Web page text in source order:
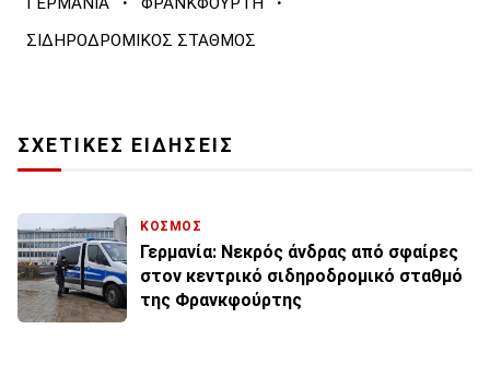
ΣΙΔΗΡΟΔΡΟΜΙΚΟΣ ΣΤΑΘΜΟΣ
ΣΧΕΤΙΚΕΣ ΕΙΔΗΣΕΙΣ
ΚΟΣΜΟΣ
Γερμανία: Νεκρός άνδρας από σφαίρες
στον κεντρικό σιδηροδρομικό σταθμό
της Φρανκφούρτης